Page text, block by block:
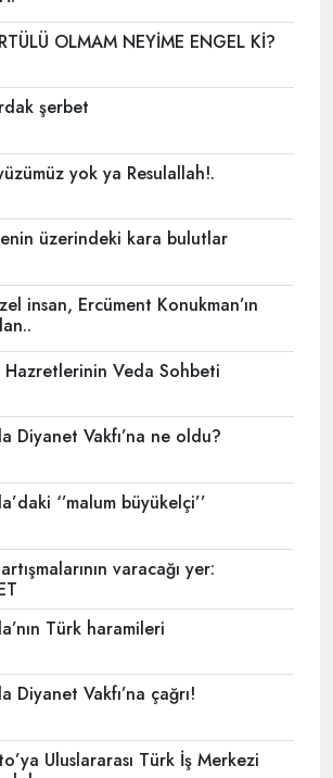
OLMAM NEYİME ENGEL Kİ?
şerbet
yok ya Resulallah!.
üzerindeki kara bulutlar
insan, Ercüment Konukman’ın
Hazretlerinin Veda Sohbeti
Diyanet Vakfı’na ne oldu?
‘’malum büyükelçi’’
varacağı yer:
Türk haramileri
Diyanet Vakfı’na çağrı!
Uluslararası Türk İş Merkezi